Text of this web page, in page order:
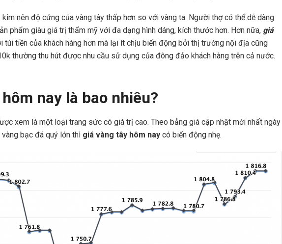
nên độ cứng của vàng tây thấp hơn so với vàng ta. Người thợ có thể dễ dàng
phẩm giàu giá trị thẩm mỹ với đa dạng hình dáng, kích thước hơn. Hơn nữa, giá
túi tiền của khách hàng hơn mà lại ít chịu biến động bởi thị trường nội địa cũng
thường thu hút được nhu cầu sử dụng của đông đảo khách hàng trên cả nước.
nay là bao nhiêu?
xem là một loại trang sức có giá trị cao. Theo bảng giá cập nhật mới nhất ngày
bạc đá quý lớn thì giá vàng tây hôm nay có biến động nhẹ.